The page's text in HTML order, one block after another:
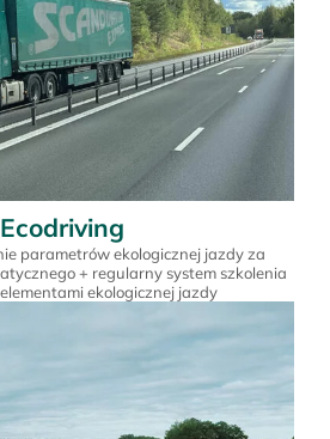
Ecodriving
parametrów ekologicznej jazdy za
+ regularny system szkolenia
ekologicznej jazdy